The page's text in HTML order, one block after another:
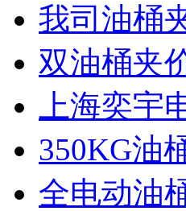
我司油桶
双油桶夹
上海奕
350KG油
全电动油